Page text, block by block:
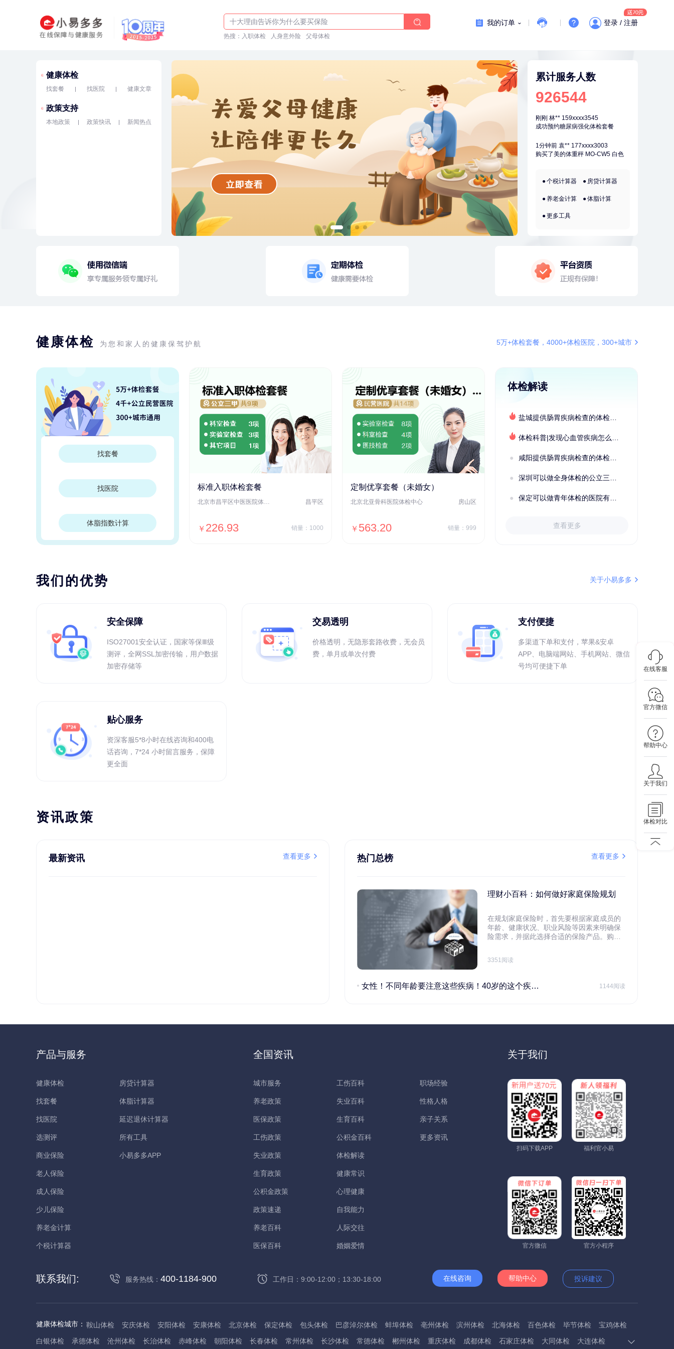
十大理由告诉你为什么要买保险
入职体检在线预约
热搜： 入职体检 人身意外险 父母体检
我的订单 登录 / 注册
健康体检
找套餐 找医院 健康文章
政策支持
本地政策 政策快讯 新闻热点
累计服务人数
926544
刚刚
成功预约糖尿病强化体检套餐
刚刚 林** 159xxxx3545
成功预约糖尿病强化体检套餐
1分钟前 袁** 177xxxx3003
购买了美的体重秤 MO-CW5 白色
购买了汤臣倍健水飞蓟葛根丹参片
2分钟前 苗** 134xxxx6410
成功预约了关怀老人B套餐
购买了BP3颈椎热敷枕
4分钟前 王* 172xxxx6239
成功预约女性常规体检套餐
素矿物质片1.5g*60片*2瓶
7分钟前
刚刚 杜** 135xxxx5327
成功预约了标准体检套餐（男）
个税计算器 房贷计算器
养老金计算 体脂计算
更多工具
健康体检 为您和家人的健康保驾护航 5万+体检套餐，4000+体检医院，300+城市
找套餐
找医院
体脂指数计算
标准入职体检套餐
北京市昌平区中医医院体检中心 昌平区
￥ 226.93 销量：1000
定制优享套餐（未婚女）
北京北亚骨科医院体检中心 房山区
￥ 563.20 销量：999
秦皇岛市第一医院体检中心 北戴河区
体检解读
盐城提供肠胃疾病检查的体检套餐有哪些？体检机构有哪些选择？如何预约？
体检科普|发现心血管疾病怎么办？
咸阳提供肠胃疾病检查的体检套餐有哪些？体检机构有哪些选择？如何预约？
深圳可以做全身体检的公立三甲医院及体检套餐汇总
保定可以做青年体检的医院有哪些？有哪些套餐可以选择？
查看更多
我们的优势 关于小易多多
安全保障
ISO27001安全认证，国家等保Ⅲ级
测评，全网SSL加密传输，用户数据
加密存储等
交易透明
价格透明，无隐形套路收费，无会员
费，单月或单次付费
支付便捷
多渠道下单和支付，苹果&安卓
APP、电脑端网站、手机网站、微信
号均可便捷下单
贴心服务
资深客服5*8小时在线咨询和400电
话咨询，7*24 小时留言服务，保障
更全面
资讯政策
最新资讯 查看更多 热门总榜 查看更多
理财小百科：如何做好家庭保险规划
在规划家庭保险时，首先要根据家庭成员的
年龄、健康状况、职业风险等因素来明确保
险需求，并据此选择合适的保险产品。购买
规划家庭财务预算，确保保险费用不会对家
要经济支柱投保。
3351阅读
女性！不同年龄要注意这些疾病！40岁的这个疾病最需要注意！ 1144阅读
产品与服务
健康体检
找套餐
找医院
选测评
商业保险
老人保险
成人保险
少儿保险
养老金计算
个税计算器
房贷计算器
体脂计算器
延迟退休计算器
所有工具
小易多多APP
全国资讯
城市服务
养老政策
医保政策
工伤政策
失业政策
生育政策
公积金政策
政策速递
养老百科
医保百科
工伤百科
失业百科
生育百科
公积金百科
体检解读
健康常识
心理健康
自我能力
人际交往
婚姻爱情
职场经验
性格人格
亲子关系
更多资讯
关于我们
扫码下载APP 福利官小易
官方微信 官方小程序
联系我们: 服务热线： 400-1184-900 工作日：9:00-12:00；13:30-18:00 在线咨询 帮助中心 投诉建议
健康体检城市： 鞍山体检 安庆体检 安阳体检 安康体检 北京体检 保定体检 包头体检 巴彦淖尔体检 蚌埠体检 亳州体检 滨州体检 北海体检 百色体检 毕节体检
宝鸡体检
白银体检
承德体检 沧州体检 长治体检 赤峰体检 朝阳体检 长春体检 常州体检 长沙体检 常德体检 郴州体检 重庆体检 成都体检 石家庄体检 大同体检 大连体检
在线客服
官方微信
帮助中心
关于我们
体检对比